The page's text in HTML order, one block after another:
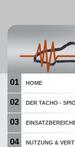
01 HOME
02 DER TACHO -
03
04 NUTZUNG &